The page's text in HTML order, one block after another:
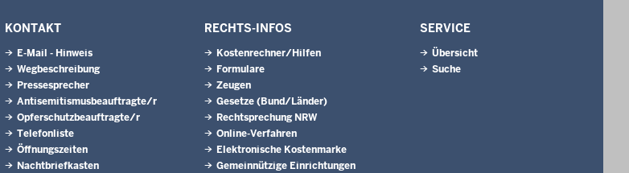
KONTAKT
E-Mail - Hinweis
Wegbeschreibung
Pressesprecher
Antisemitismusbeauftragte/r
Opferschutzbeauftragte/r
Telefonliste
Öffnungszeiten
Nachtbriefkasten
RECHTS-INFOS
Kostenrechner/Hilfen
Formulare
Zeugen
Gesetze (Bund/Länder)
Rechtsprechung NRW
Online-Verfahren
Elektronische Kostenmarke
Gemeinnützige Einrichtungen
SERVICE
Übersicht
Suche